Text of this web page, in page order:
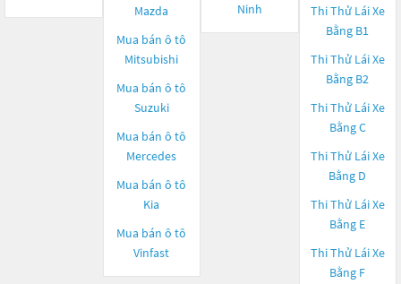
Mazda
Mua bán ô tô
Mitsubishi
Mua bán ô tô
Suzuki
Mua bán ô tô
Mercedes
Mua bán ô tô
Kia
Mua bán ô tô
Vinfast
Ninh
Thi Thử Lái Xe
Bằng B1
Thi Thử Lái Xe
Bằng B2
Thi Thử Lái Xe
Bằng C
Thi Thử Lái Xe
Bằng D
Thi Thử Lái Xe
Bằng E
Thi Thử Lái Xe
Bằng F